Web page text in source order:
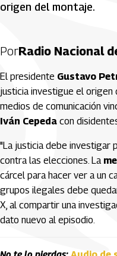
origen del montaje.
PorRadio Nacional
El presidente Gustavo
justicia investigue el origen
medios de comunicación
Iván Cepeda con
"La justicia debe investigar
contra las elecciones. La
cárcel para hacer ver a un
grupos ilegales debe
X, al compartir una
dato nuevo al episodio.